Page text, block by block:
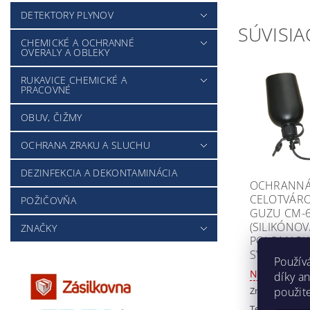
DETEKTORY PLYNOV
CHEMICKÉ A OCHRANNÉ
OVERALY A OBLEKY
RUKAVICE CHEMICKÉ A
PRACOVNÉ
OBUV, ČIŽMY
OCHRANA ZRAKU A SLUCHU
DEZINFEKCIA A DEKONTAMINÁCIA
POŽIČOVŇA
ZNAČKY
GUZU CM-
SYSTÉMOM
Nedostupné
Značka:Guzu
díky